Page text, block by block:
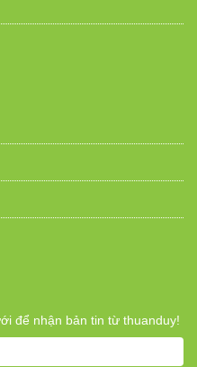
để nhận bản tin từ thuanduy!